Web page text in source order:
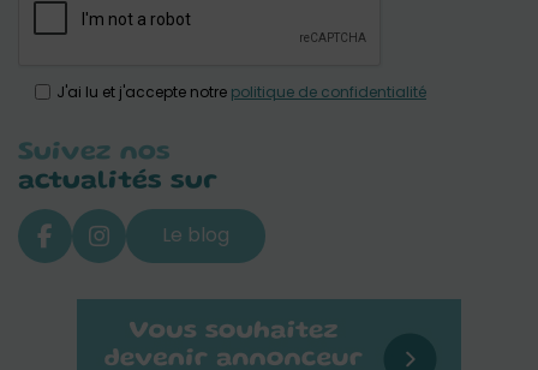
J'ai lu et j'accepte notre politique de confidentialité
Suivez nos
actualités sur
Le blog